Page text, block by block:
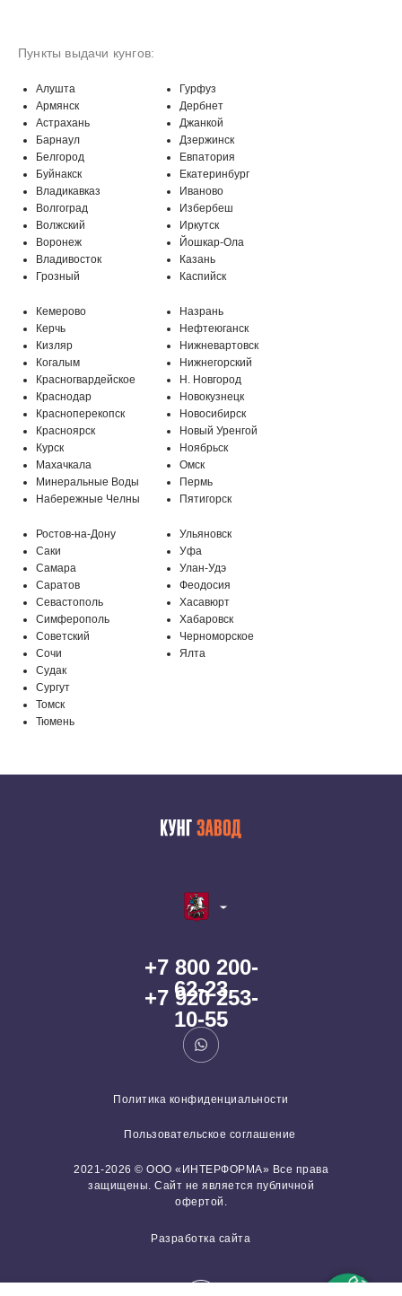
Пункты выдачи кунгов:
Алушта
Армянск
Астрахань
Барнаул
Белгород
Буйнакск
Владикавказ
Волгоград
Волжский
Воронеж
Владивосток
Грозный
Гурфуз
Дербнет
Джанкой
Дзержинск
Евпатория
Екатеринбург
Иваново
Избербеш
Иркутск
Йошкар-Ола
Казань
Каспийск
Кемерово
Керчь
Кизляр
Когалым
Красногвардейское
Краснодар
Красноперекопск
Красноярск
Курск
Махачкала
Минеральные Воды
Набережные Челны
Назрань
Нефтеюганск
Нижневартовск
Нижнегорский
Н. Новгород
Новокузнецк
Новосибирск
Новый Уренгой
Ноябрьск
Омск
Пермь
Пятигорск
Ростов-на-Дону
Саки
Самара
Саратов
Севастополь
Симферополь
Советский
Сочи
Судак
Сургут
Томск
Тюмень
Ульяновск
Уфа
Улан-Удэ
Феодосия
Хасавюрт
Хабаровск
Черноморское
Ялта
Бережковский проезд, 212
+7 800 200-
62-23
+7 920 253-
10-55
Политика конфиденциальности
Пользовательское соглашение
2021-2026 © ООО «ИНТЕРФОРМА» Все права
защищены. Сайт не является публичной
офертой.
Разработка сайта